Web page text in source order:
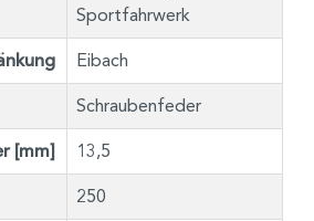
Sportfahrwerk
Eibach
Schraubenfeder
[mm] 13,5
250